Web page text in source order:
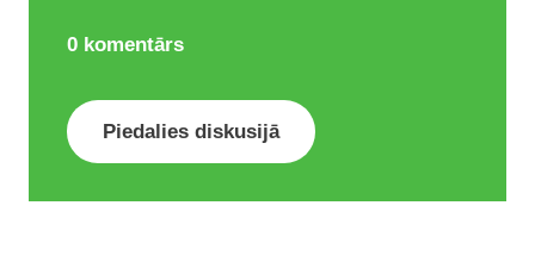
0 komentārs
Piedalies diskusijā